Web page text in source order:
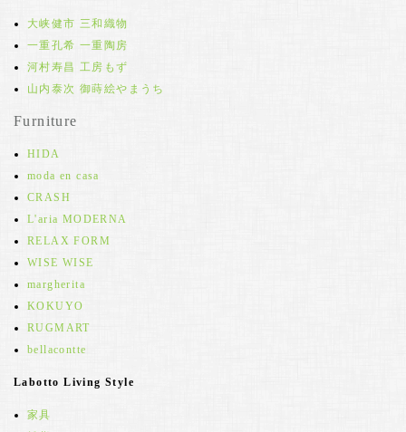
大峡健市 三和織物
一重孔希 一重陶房
河村寿昌 工房もず
山内泰次 御蒔絵やまうち
Furniture
HIDA
moda en casa
CRASH
L'aria MODERNA
RELAX FORM
WISE WISE
margherita
KOKUYO
RUGMART
bellacontte
Labotto Living Style
家具